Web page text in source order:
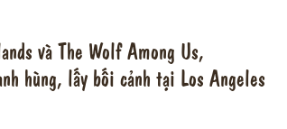
và The Wolf Among Us,
hùng, lấy bối cảnh tại Los Angeles